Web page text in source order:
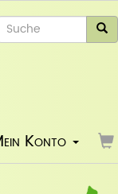
Konto